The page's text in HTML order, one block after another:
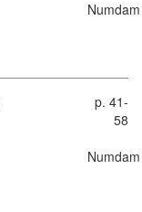
Numdam
p. 41-
58
Numdam